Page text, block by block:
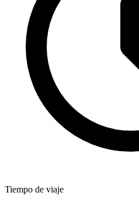
Tiempo de viaje